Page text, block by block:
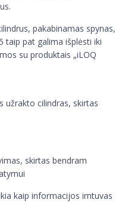
pakabinamas spynas,
taip pat galima išplėsti iki
su produktais „iLOQ
užrakto cilindras, skirtas
skirtas bendram
kaip informacijos imtuvas